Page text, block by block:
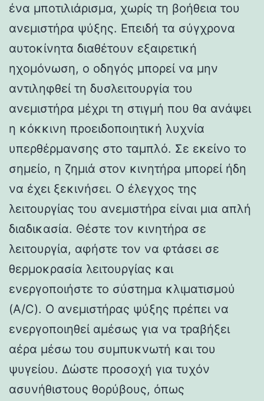
ένα μποτιλιάρισμα, χωρίς τη βοήθεια του
ανεμιστήρα ψύξης. Επειδή τα σύγχρονα
αυτοκίνητα διαθέτουν εξαιρετική
ηχομόνωση, ο οδηγός μπορεί να μην
αντιληφθεί τη δυσλειτουργία του
ανεμιστήρα μέχρι τη στιγμή που θα ανάψει
η κόκκινη προειδοποιητική λυχνία
υπερθέρμανσης στο ταμπλό. Σε εκείνο το
σημείο, η ζημιά στον κινητήρα μπορεί ήδη
να έχει ξεκινήσει. Ο έλεγχος της
λειτουργίας του ανεμιστήρα είναι μια απλή
διαδικασία. Θέστε τον κινητήρα σε
λειτουργία, αφήστε τον να φτάσει σε
θερμοκρασία λειτουργίας και
ενεργοποιήστε το σύστημα κλιματισμού
(A/C). Ο ανεμιστήρας ψύξης πρέπει να
ενεργοποιηθεί αμέσως για να τραβήξει
αέρα μέσω του συμπυκνωτή και του
ψυγείου. Δώστε προσοχή για τυχόν
ασυνήθιστους θορύβους, όπως